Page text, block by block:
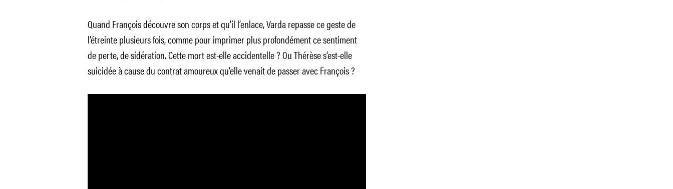
Quand François découvre son corps et qu’il l’enlace, Varda repasse ce geste de
l’étreinte plusieurs fois, comme pour imprimer plus profondément ce sentiment
de perte, de sidération. Cette mort est-elle accidentelle ? Ou Thérèse s’est-elle
suicidée à cause du contrat amoureux qu’elle venait de passer avec François ?